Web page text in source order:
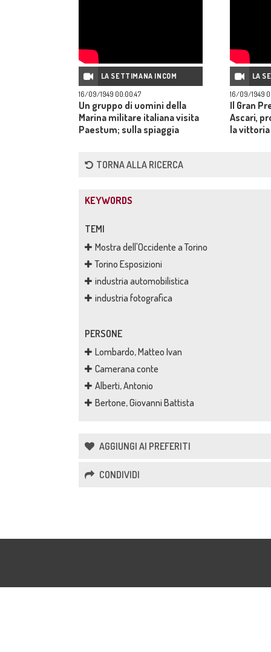
LA SETTIMANA INCOM
16/09/1949 00:00:47
Un gruppo di uomini della
Marina militare italiana visita
Paestum; sulla spiaggia
LA
16/09/1949
Il Gran
Ascari,
la
TORNA ALLA RICERCA
KEYWORDS
TEMI
Mostra dell'Occidente a Torino
Torino Esposizioni
industria automobilistica
industria fotografica
PERSONE
Lombardo, Matteo Ivan
Camerana conte
Alberti, Antonio
Bertone, Giovanni Battista
AGGIUNGI AI PREFERITI
CONDIVIDI